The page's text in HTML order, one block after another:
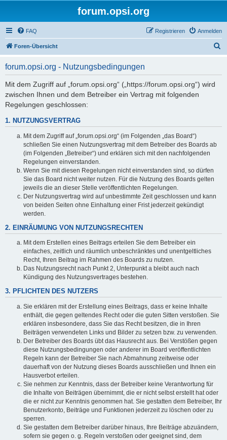
forum.opsi.org
FAQ Anmelden
Registrieren
Foren-Übersicht
forum.opsi.org - Nutzungsbedingungen
Mit dem Zugriff auf „forum.opsi.org“ („https://forum.opsi.org“) wird
zwischen Ihnen und dem Betreiber ein Vertrag mit folgenden
Regelungen geschlossen:
1. NUTZUNGSVERTRAG
Mit dem Zugriff auf „forum.opsi.org“ (im Folgenden „das Board“)
schließen Sie einen Nutzungsvertrag mit dem Betreiber des Boards ab
(im Folgenden „Betreiber“) und erklären sich mit den nachfolgenden
Regelungen einverstanden.
Wenn Sie mit diesen Regelungen nicht einverstanden sind, so dürfen
Sie das Board nicht weiter nutzen. Für die Nutzung des Boards gelten
jeweils die an dieser Stelle veröffentlichten Regelungen.
Der Nutzungsvertrag wird auf unbestimmte Zeit geschlossen und kann
von beiden Seiten ohne Einhaltung einer Frist jederzeit gekündigt
werden.
2. EINRÄUMUNG VON NUTZUNGSRECHTEN
Mit dem Erstellen eines Beitrags erteilen Sie dem Betreiber ein
einfaches, zeitlich und räumlich unbeschränktes und unentgeltliches
Recht, Ihren Beitrag im Rahmen des Boards zu nutzen.
Das Nutzungsrecht nach Punkt 2, Unterpunkt a bleibt auch nach
Kündigung des Nutzungsvertrages bestehen.
3. PFLICHTEN DES NUTZERS
Sie erklären mit der Erstellung eines Beitrags, dass er keine Inhalte
enthält, die gegen geltendes Recht oder die guten Sitten verstoßen. Sie
erklären insbesondere, dass Sie das Recht besitzen, die in Ihren
Beiträgen verwendeten Links und Bilder zu setzen bzw. zu verwenden.
Der Betreiber des Boards übt das Hausrecht aus. Bei Verstößen gegen
diese Nutzungsbedingungen oder anderer im Board veröffentlichten
Regeln kann der Betreiber Sie nach Abmahnung zeitweise oder
dauerhaft von der Nutzung dieses Boards ausschließen und Ihnen ein
Hausverbot erteilen.
Sie nehmen zur Kenntnis, dass der Betreiber keine Verantwortung für
die Inhalte von Beiträgen übernimmt, die er nicht selbst erstellt hat oder
die er nicht zur Kenntnis genommen hat. Sie gestatten dem Betreiber, Ihr
Benutzerkonto, Beiträge und Funktionen jederzeit zu löschen oder zu
sperren.
Sie gestatten dem Betreiber darüber hinaus, Ihre Beiträge abzuändern,
sofern sie gegen o. g. Regeln verstoßen oder geeignet sind, dem